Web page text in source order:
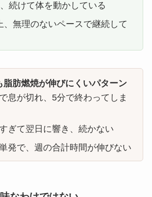
続けて体を動かしている
、無理のないペースで継続して
脂肪燃焼が伸びにくいパターン
息が切れ、5分で終わってしま
ぎて翌日に響き、続かない
発で、週の合計時間が伸びない